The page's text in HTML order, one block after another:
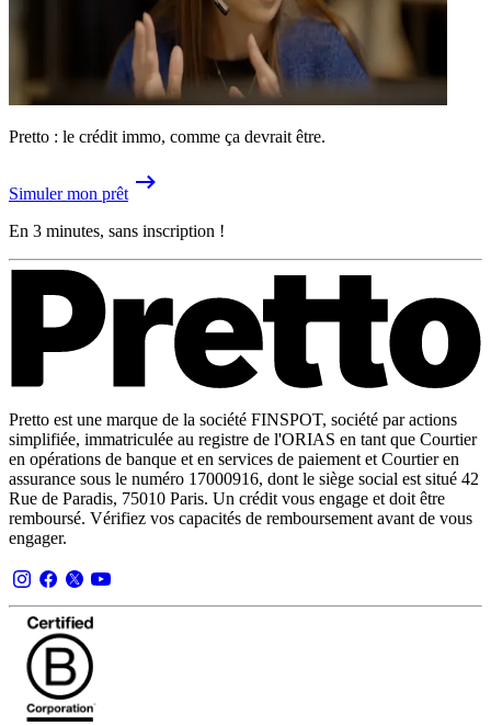
Pretto : le crédit immo, comme ça devrait être.
Simuler mon prêt
En 3 minutes, sans inscription !
Pretto est une marque de la société FINSPOT, société par actions
simplifiée, immatriculée au registre de l'ORIAS en tant que Courtier
en opérations de banque et en services de paiement et Courtier en
assurance sous le numéro 17000916, dont le siège social est situé 42
Rue de Paradis, 75010 Paris. Un crédit vous engage et doit être
remboursé. Vérifiez vos capacités de remboursement avant de vous
engager.